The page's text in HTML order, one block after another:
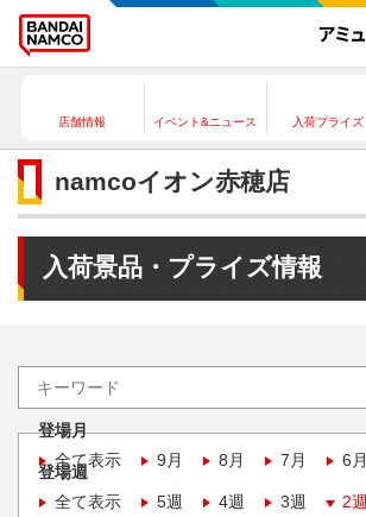
店舗情報 イベント&ニュース 入荷プライズ
namcoイオン赤穂店
入荷景品・プライズ情報
登場月
全て表示
9月 8月 7月 6月
登場週
全て表示
5週 4週 3週 2週